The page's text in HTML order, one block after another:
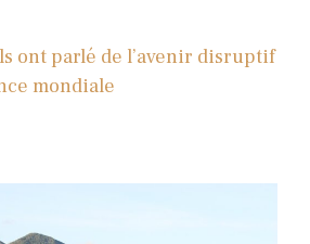
ont parlé de l’avenir disruptif
mondiale